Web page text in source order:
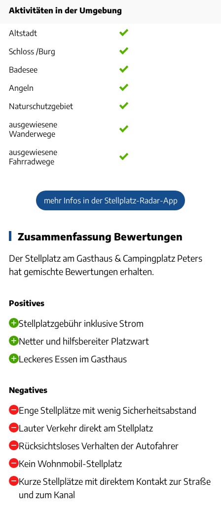
Aktivitäten in der Umgebung
Altstadt
Schloss /Burg
Badesee
Angeln
Naturschutzgebiet
ausgewiesene
Wanderwege
ausgewiesene
Fahrradwege
mehr Infos in der Stellplatz-Radar-App
Zusammenfassung Bewertungen
Der Stellplatz am Gasthaus & Campingplatz Peters
hat gemischte Bewertungen erhalten.
Positives
Stellplatzgebühr inklusive Strom
Netter und hilfsbereiter Platzwart
Leckeres Essen im Gasthaus
Negatives
Enge Stellplätze mit wenig Sicherheitsabstand
Lauter Verkehr direkt am Stellplatz
Rücksichtsloses Verhalten der Autofahrer
Kein Wohnmobil-Stellplatz
Kurze Stellplätze mit direktem Kontakt zur Straße
und zum Kanal